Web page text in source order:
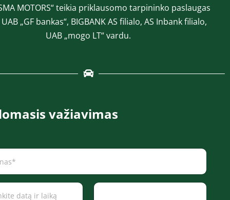
MOTORS“ teikia priklausomo tarpininko paslaugas
„GF bankas“, BIGBANK AS filialo, AS Inbank filialo,
UAB „mogo LT“ vardu.
važiavimas